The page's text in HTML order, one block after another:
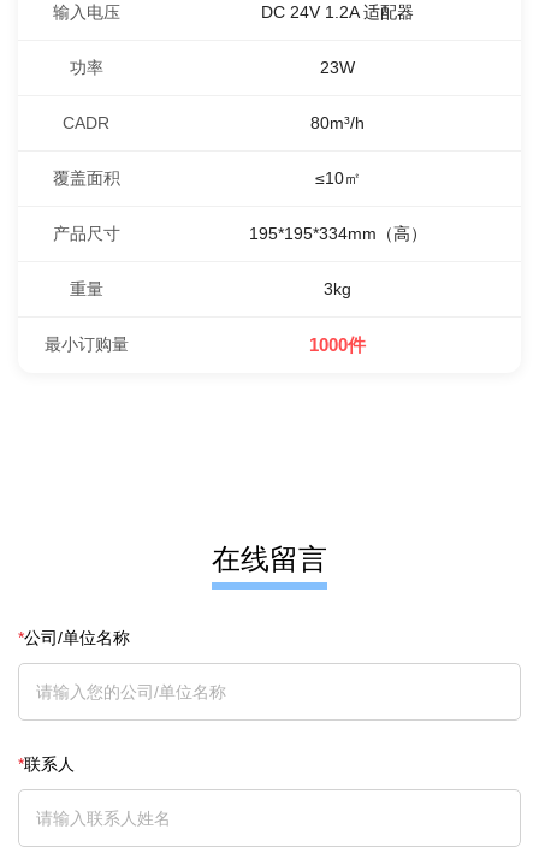
输入电压 DC 24V 1.2A 适配器
功率 23W
CADR 80m³/h
覆盖面积 ≤10㎡
产品尺寸 195*195*334mm（高）
重量 3kg
最小订购量 1000件
在线留言
*公司/单位名称
*联系人